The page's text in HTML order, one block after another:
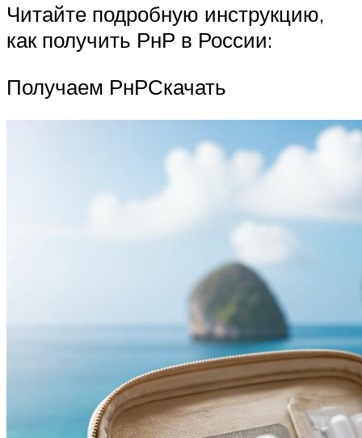
Читайте подробную инструкцию,
как получить РнР в России:
Получаем РнРСкачать